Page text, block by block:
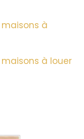
à
à louer